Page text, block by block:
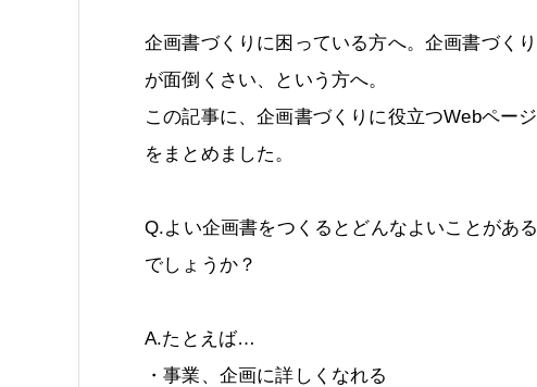
企画書づくりに困っている方へ。企画書づくり
が面倒くさい、という方へ。
この記事に、企画書づくりに役立つWebページ
をまとめました。
Q.よい企画書をつくるとどんなよいことがある
でしょうか？
A.たとえば…
・事業、企画に詳しくなれる